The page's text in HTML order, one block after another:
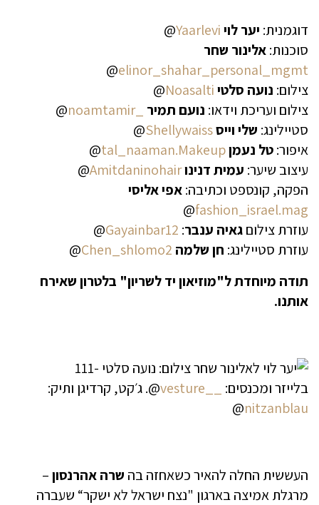
דוגמנית: יער לויYaarlevi
@
סוכנות:אלינור שחר
elinor_shahar_personal_mgmt
@
צילום: נועה סלטיNoasalti
@
צילום ועריכת וידאו: נועם תמיר _noamtamir
@
סטיילינג: שלי וייסShellywaiss
@
איפור:טל נעמןtal_naaman.Makeup
@
עיצוב שיער: עמית דנינוAmitdaninohair
@
הפקה, קונספט וכתיבה:אפי אליסי
fashion_israel.mag
@
עוזרת צילוםגאיה ענבר:
Gayainbar12
@
עוזרת סטיילינג: חן שלמה Chen_shlomo2
@
תודה מיוחדת ל"מוזיאון יד לשריון" בלטרון שאירח
אותנו.
בלייזר ומכנסים:
@. ג׳קט, קרדיגן ותיק:
nitzanblau
@
העששית החלה להאיר כשאחזה בה שרה אהרנסון–
מרגלת אמיצה בארגון "נצח ישראל לא ישקר“ שעברה